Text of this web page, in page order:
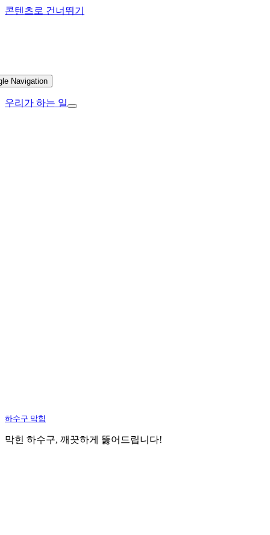
콘텐츠로 건너뛰기
Navigation
우리가 하는 일
하수구 막힘
막힌 하수구, 깨끗하게 뚫어드립니다!